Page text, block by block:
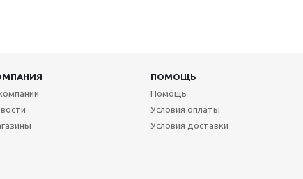
ПОМОЩЬ
Помощь
Условия оплаты
Условия доставки